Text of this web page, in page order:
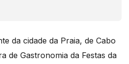
da cidade da Praia, de Cabo
de Gastronomia da Festas da